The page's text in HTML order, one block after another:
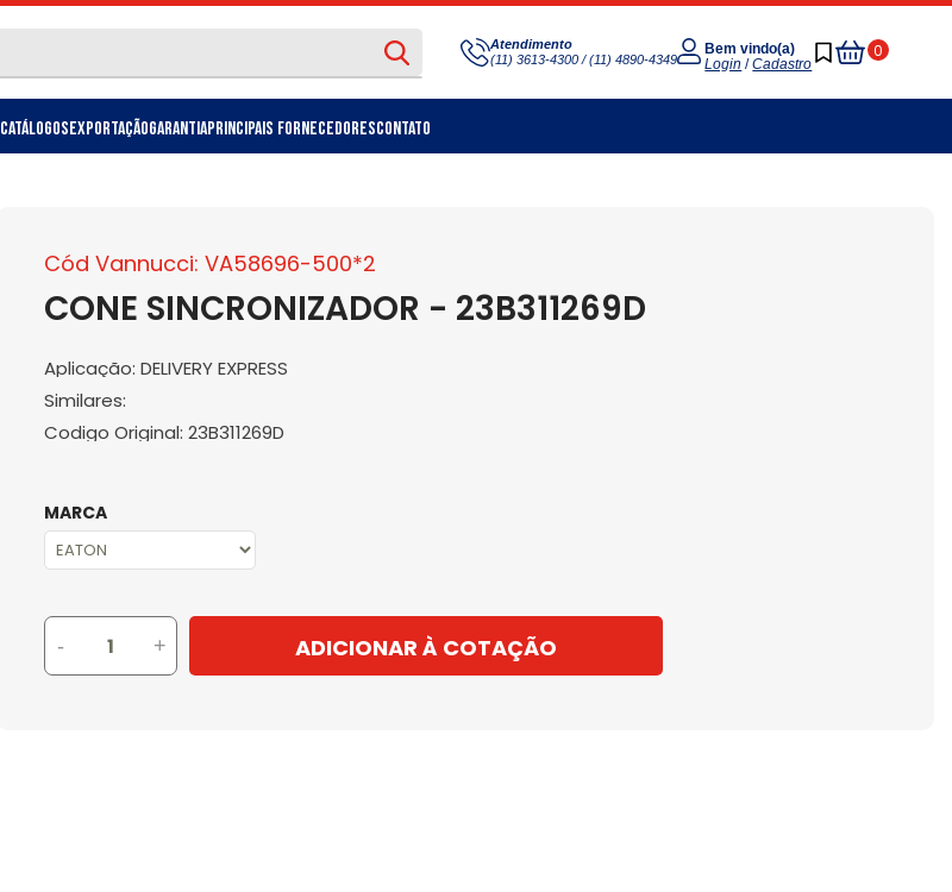
Atendimento
(11) 3613-4300 / (11) 4890-4349
Bem vindo(a)
Login /Cadastro
0
Meu
Carrinho
CatálogosExportaçãoGarantiaPrincipais FornecedoresContato
Cód Vannucci: VA58696-500*2
CONE SINCRONIZADOR - 23B311269D
Aplicação: DELIVERY EXPRESS
Similares:
Codigo Original: 23B311269D
MARCA
- + ADICIONAR À COTAÇÃO